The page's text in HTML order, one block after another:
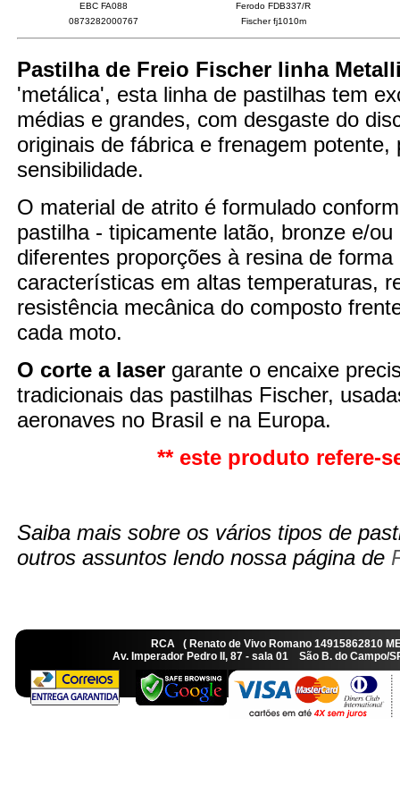
EBC FA088
Ferodo FDB337/R
0873282000767
Fischer fj1010m
Pastilha de Freio Fischer linha
'metálica', esta linha de pastilhas tem
médias e grandes, com desgaste do
originais de fábrica e frenagem potente,
sensibilidade.
O material de atrito é formulado
pastilha - tipicamente latão, bronze e/
diferentes proporções à resina de
características em altas temperaturas,
resistência mecânica do composto
cada moto.
O corte a laser garante o encaixe
tradicionais das pastilhas Fischer,
aeronaves no Brasil e na Europa.
** este produto refere-
Saiba mais sobre os vários tipos de
outros assuntos lendo nossa página de
RCA ( Renato de Vivo Romano
Av. Imperador Pedro II, 87 - sala 01 São B. do